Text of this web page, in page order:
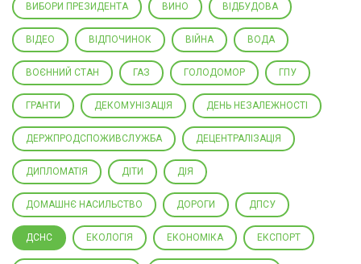
ВИБОРИ ПРЕЗИДЕНТА ВИНО ВІДБУДОВА
ВІДЕО ВІДПОЧИНОК ВІЙНА ВОДА
ВОЄННИЙ СТАН ГАЗ ГОЛОДОМОР ГПУ
ГРАНТИ ДЕКОМУНІЗАЦІЯ ДЕНЬ НЕЗАЛЕЖНОСТІ
ДЕРЖПРОДСПОЖИВСЛУЖБА ДЕЦЕНТРАЛІЗАЦІЯ
ДИПЛОМАТІЯ ДІТИ ДІЯ
ДОМАШНЄ НАСИЛЬСТВО ДОРОГИ ДПСУ
ДСНС ЕКОЛОГІЯ ЕКОНОМІКА ЕКСПОРТ